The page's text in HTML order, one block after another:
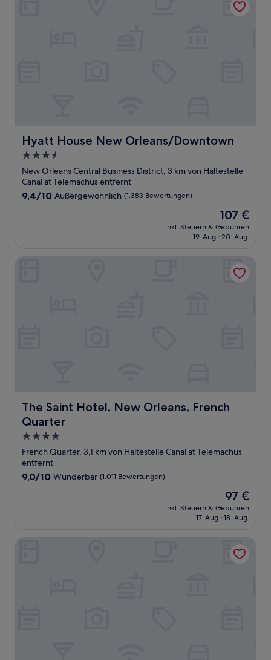
Hyatt House New Orleans/Downtown
Hyatt House New Orleans/Downtown
3.5-
Sterne-
Unterkunft
New Orleans Central Business District, 3 km von Haltestelle
Canal at Telemachus entfernt
9.4
9,4/10 Außergewöhnlich (1.383 Bewertungen)
Der
Preis
beträgt
107 €
inkl. Steuern & Gebühren
19. Aug.–20. Aug.
The Saint Hotel, New Orleans, French
Quarter
The Saint Hotel, New Orleans, French Quarter
4.0-
Sterne-
Unterkunft
French Quarter, 3,1 km von Haltestelle Canal at Telemachus
entfernt
9.0
9,0/10 Wunderbar (1.011 Bewertungen)
Der
Preis
beträgt
97 €
inkl. Steuern & Gebühren
17. Aug.–18. Aug.
Holiday Inn FRENCH QUARTER-CHATEAU LEMOYNE by